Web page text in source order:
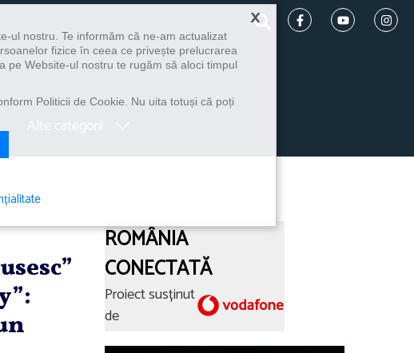
ROMÂNIA
CONECTATĂ
Proiect susținut
de
×
ul nostru. Te informăm că ne-am actualizat
fizice în ceea ce privește prelucrarea
pe Website-ul nostru te rugăm să aloci timpul
Politicii de Cookie. Nu uita totuși că poți